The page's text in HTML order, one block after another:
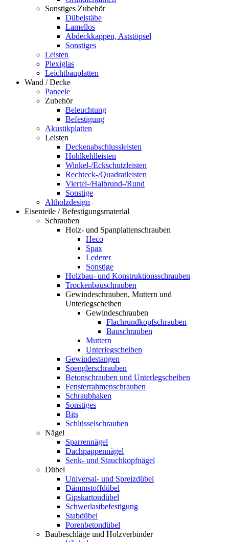
Sonstiges Zubehör
Dübelstäbe
Lamellos
Abdeckkappen, Aststöpsel
Sonstiges
Leisten
Plexiglas
Leichtbauplatten
Wand / Decke
Paneele
Zubehör
Beleuchtung
Befestigung
Akustikplatten
Leisten
Deckenabschlussleisten
Hohlkehlleisten
Winkel-/Eckschutzleisten
Rechteck-/Quadratleisten
Viertel-/Halbrund-/Rund
Sonstige
Altholzdesign
Eisenteile / Befestigungsmaterial
Schrauben
Holz- und Spanplattenschrauben
Heco
Spax
Lederer
Sonstige
Holzbau- und Konstruktionsschrauben
Trockenbauschrauben
Gewindeschrauben, Muttern und
Unterlegscheiben
Gewindeschrauben
Flachrundkopfschrauben
Bauschrauben
Muttern
Unterlegscheiben
Gewindestangen
Spenglerschrauben
Betonschrauben und Unterlegscheiben
Fensterrahmenschrauben
Schraubhaken
Sonstiges
Bits
Schlüsselschrauben
Nägel
Sparrennägel
Dachpappennägel
Senk- und Stauchkopfnägel
Dübel
Universal- und Spreizdübel
Dämmstoffdübel
Gipskartondübel
Schwerlastbefestigung
Stabdübel
Porenbetondübel
Baubeschläge und Holzverbinder